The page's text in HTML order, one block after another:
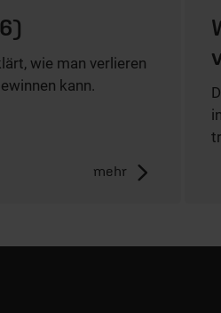
wie man verlieren
kann.
mehr